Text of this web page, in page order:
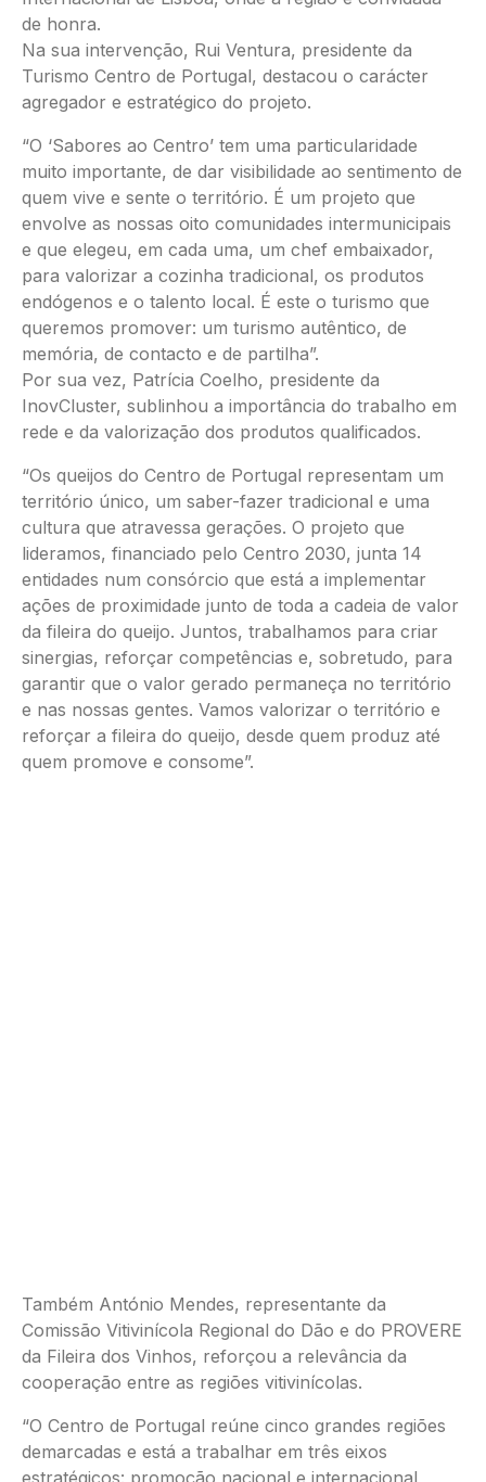
de honra.
Na sua intervenção, Rui Ventura, presidente da
Turismo Centro de Portugal, destacou o carácter
agregador e estratégico do projeto.
“O ‘Sabores ao Centro’ tem uma particularidade
muito importante, de dar visibilidade ao sentimento de
quem vive e sente o território. É um projeto que
envolve as nossas oito comunidades intermunicipais
e que elegeu, em cada uma, um chef embaixador,
para valorizar a cozinha tradicional, os produtos
endógenos e o talento local. É este o turismo que
queremos promover: um turismo autêntico, de
memória, de contacto e de partilha”.
Por sua vez, Patrícia Coelho, presidente da
InovCluster, sublinhou a importância do trabalho em
rede e da valorização dos produtos qualificados.
“Os queijos do Centro de Portugal representam um
território único, um saber-fazer tradicional e uma
cultura que atravessa gerações. O projeto que
lideramos, financiado pelo Centro 2030, junta 14
entidades num consórcio que está a implementar
ações de proximidade junto de toda a cadeia de valor
da fileira do queijo. Juntos, trabalhamos para criar
sinergias, reforçar competências e, sobretudo, para
garantir que o valor gerado permaneça no território
e nas nossas gentes. Vamos valorizar o território e
reforçar a fileira do queijo, desde quem produz até
quem promove e consome”.
Também António Mendes, representante da
Comissão Vitivinícola Regional do Dão e do PROVERE
da Fileira dos Vinhos, reforçou a relevância da
cooperação entre as regiões vitivinícolas.
“O Centro de Portugal reúne cinco grandes regiões
demarcadas e está a trabalhar em três eixos
estratégicos: promoção nacional e internacional,